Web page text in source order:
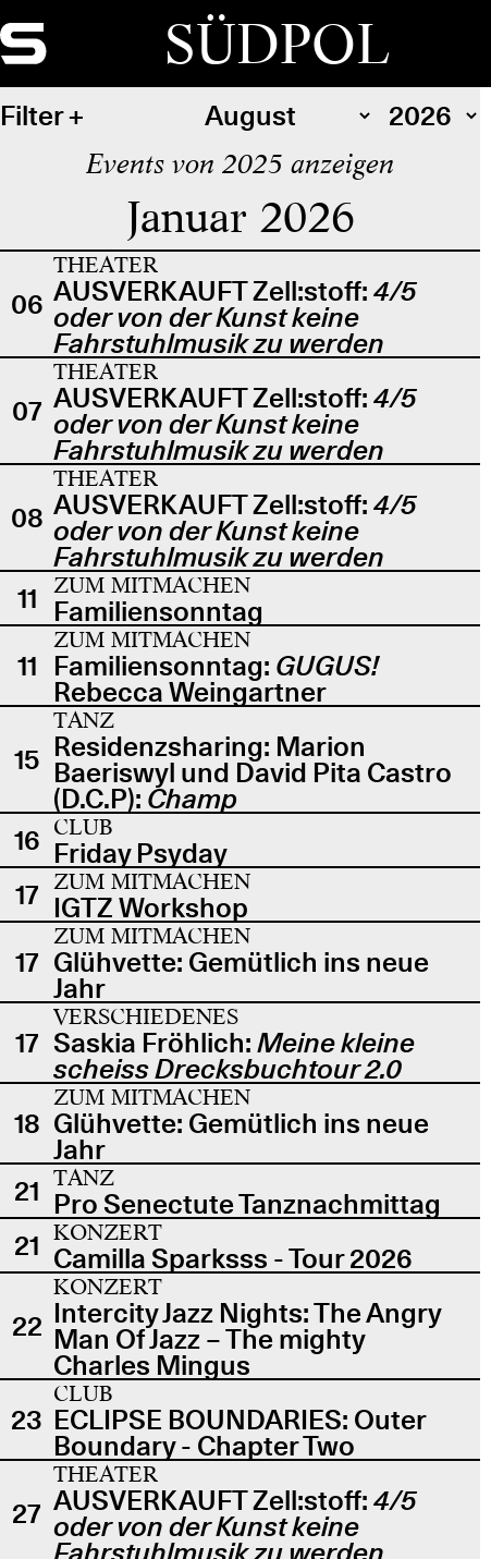
SÜDPOL
Filter
Events von 2025 anzeigen
Januar 2026
06
THEATER
AUSVERKAUFT Zell:stoff: 4/5
oder von der Kunst keine
Fahrstuhlmusik zu werden
07
THEATER
AUSVERKAUFT Zell:stoff: 4/5
oder von der Kunst keine
Fahrstuhlmusik zu werden
08
THEATER
AUSVERKAUFT Zell:stoff: 4/5
oder von der Kunst keine
Fahrstuhlmusik zu werden
11
ZUM MITMACHEN
Familiensonntag
11
ZUM MITMACHEN
Familiensonntag: GUGUS!
Rebecca Weingartner
15
TANZ
Residenzsharing: Marion
Baeriswyl und David Pita Castro
(D.C.P): Champ
16 CLUB
Friday Psyday
17 ZUM MITMACHEN
IGTZ Workshop
17
ZUM MITMACHEN
Glühvette: Gemütlich ins neue
Jahr
17
VERSCHIEDENES
Saskia Fröhlich: Meine kleine
scheiss Drecksbuchtour 2.0
18
ZUM MITMACHEN
Glühvette: Gemütlich ins neue
Jahr
21 TANZ
Pro Senectute Tanznachmittag
21 KONZERT
Camilla Sparksss - Tour 2026
22
KONZERT
Intercity Jazz Nights: The Angry
Man Of Jazz – The mighty
Charles Mingus
23
CLUB
ECLIPSE BOUNDARIES: Outer
Boundary - Chapter Two
27
THEATER
AUSVERKAUFT Zell:stoff: 4/5
oder von der Kunst keine
Fahrstuhlmusik zu werden